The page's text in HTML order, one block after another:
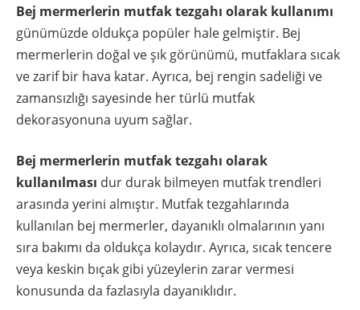
Bej mermerlerin mutfak tezgahı olarak kullanımı
günümüzde oldukça popüler hale gelmiştir. Bej
mermerlerin doğal ve şık görünümü, mutfaklara sıcak
ve zarif bir hava katar. Ayrıca, bej rengin sadeliği ve
zamansızlığı sayesinde her türlü mutfak
dekorasyonuna uyum sağlar.
Bej mermerlerin mutfak tezgahı olarak
kullanılması dur durak bilmeyen mutfak trendleri
arasında yerini almıştır. Mutfak tezgahlarında
kullanılan bej mermerler, dayanıklı olmalarının yanı
sıra bakımı da oldukça kolaydır. Ayrıca, sıcak tencere
veya keskin bıçak gibi yüzeylerin zarar vermesi
konusunda da fazlasıyla dayanıklıdır.